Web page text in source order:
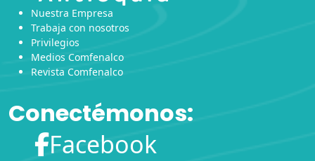
Nuestra Empresa
Trabaja con nosotros
Privilegios
Medios Comfenalco
Revista Comfenalco
Conectémonos:
Facebook